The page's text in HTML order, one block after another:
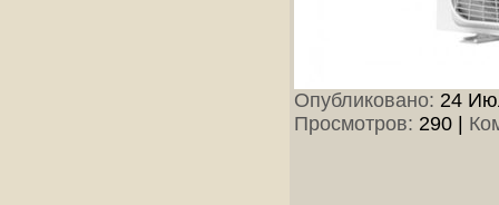
Опубликовано: 24
Просмотров: 290